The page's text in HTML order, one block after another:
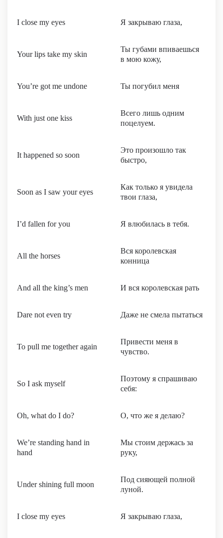
I close my eyes Я закрываю глаза,
Your lips take my skin
Ты губами впиваешься
в мою кожу,
You’re got me undone Ты погубил меня
With just one kiss
Всего лишь одним
поцелуем.
It happened so soon
Это произошло так
быстро,
Soon as I saw your eyes
Как только я увидела
твои глаза,
I’d fallen for you Я влюбилась в тебя.
All the horses
Вся королевская
конница
And all the king’s men И вся королевская рать
Dare not even try Даже не смела пытаться
To pull me together again
Привести меня в
чувство.
So I ask myself
Поэтому я спрашиваю
себя:
Oh, what do I do? О, что же я делаю?
We’re standing hand in
hand
Мы стоим держась за
руку,
Under shining full moon
Под сияющей полной
луной.
I close my eyes Я закрываю глаза,